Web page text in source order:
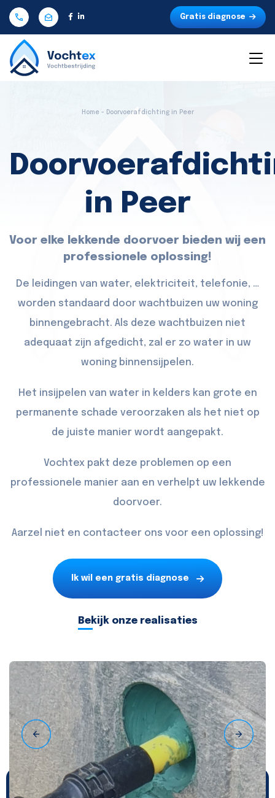
Gratis diagnose
Home - Doorvoerafdichting in Peer
in Peer
Voor elke lekkende doorvoer bieden wij een
professionele oplossing!
De leidingen van water, elektriciteit, telefonie, …
worden standaard door wachtbuizen uw woning
binnengebracht. Als deze wachtbuizen niet
adequaat zijn afgedicht, zal er zo water in uw
woning binnensijpelen.
Het insijpelen van water in kelders kan grote en
permanente schade veroorzaken als het niet op
de juiste manier wordt aangepakt.
Vochtex pakt deze problemen op een
professionele manier aan en verhelpt uw lekkende
doorvoer.
Aarzel niet en contacteer ons voor een oplossing!
Ik wil een gratis diagnose
Bekijk onze realisaties